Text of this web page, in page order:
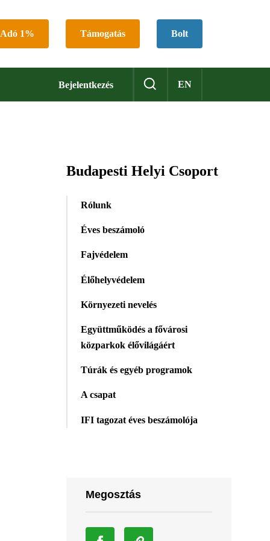
Adó 1% Támogatás Bolt
Bejelentkezés EN
Budapesti Helyi Csoport
Rólunk
Éves beszámoló
Fajvédelem
Élőhelyvédelem
Környezeti nevelés
Együttműködés a fővárosi
közparkok élővilágáért
Túrák és egyéb programok
A csapat
IFI tagozat éves beszámolója
Megosztás